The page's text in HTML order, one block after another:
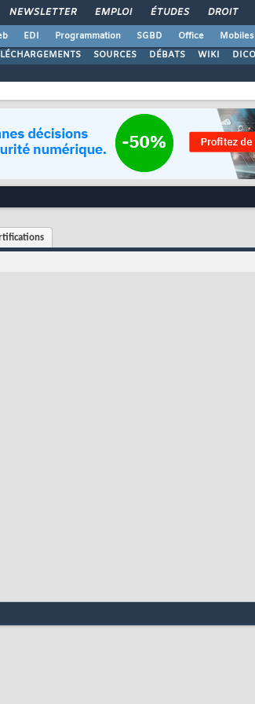
NEWSLETTER EMPLOI ÉTUDES DROIT
EDI Programmation SGBD Office Mobiles
SOURCES DÉBATS WIKI DICO